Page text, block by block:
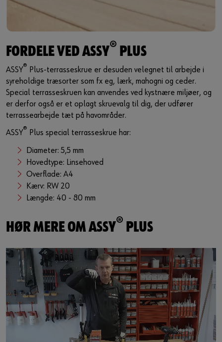
FORDELE VED ASSY® PLUS
ASSY®
Plus-terrasseskrue er desuden velegnet til arbejde i
syreholdige træsorter som fx eg, lærk, mahogni og ceder.
Special terrasseskruen kan anvendes ved kystnære miljøer, og
er derfor også er et oplagt skruevalg til dig, der udfører
terrassearbejde tæt på havområder.
ASSY® Plus special terrasseskrue har:
Diameter: 5,5 mm
Hovedtype: Linsehoved
Overflade: A4
Kærv: RW 20
Længde: 40 - 80 mm
HØR MERE OM ASSY® PLUS